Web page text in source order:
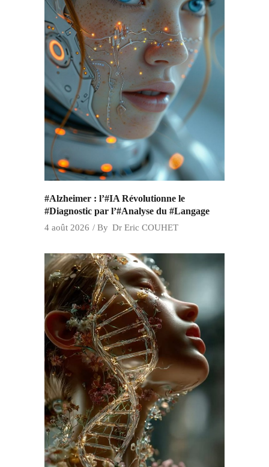
#Alzheimer : l’#IA Révolutionne le
#Diagnostic par l’#Analyse du #Langage
4 août 2026 By Dr Eric COUHET